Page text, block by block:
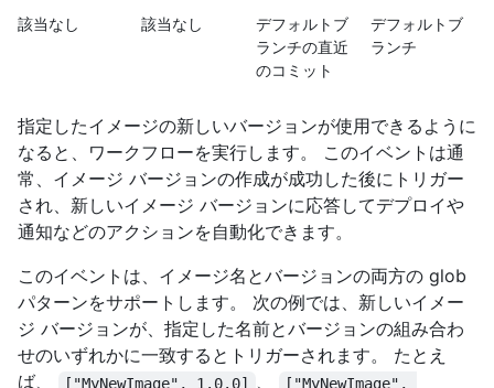
該当なし 該当なし
デフォルトブ
ランチの直近
のコミット
デフォルトブ
ランチ
指定したイメージの新しいバージョンが使用できるように
なると、ワークフローを実行します。 このイベントは通
常、イメージ バージョンの作成が成功した後にトリガー
され、新しいイメージ バージョンに応答してデプロイや
通知などのアクションを自動化できます。
このイベントは、イメージ名とバージョンの両方の glob
パターンをサポートします。 次の例では、新しいイメー
ジ バージョンが、指定した名前とバージョンの組み合わ
せのいずれかに一致するとトリガーされます。 たとえ
ば、
["MyNewImage", 1.0.0] 、
["MyNewImage",